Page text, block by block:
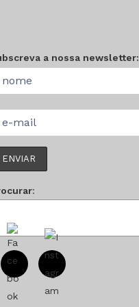
a nossa newsletter:
: